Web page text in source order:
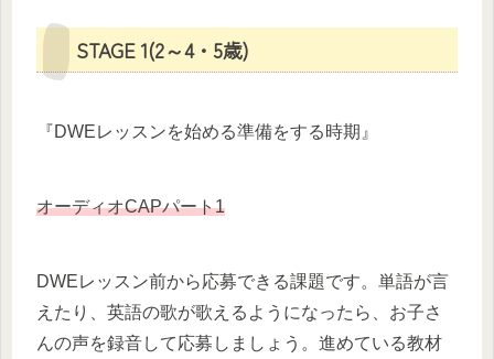
STAGE 1(2～4・5歳)
『DWEレッスンを始める準備をする時期』
オーディオCAPパート1
DWEレッスン前から応募できる課題です。単語が言
えたり、英語の歌が歌えるようになったら、お子さ
んの声を録音して応募しましょう。進めている教材